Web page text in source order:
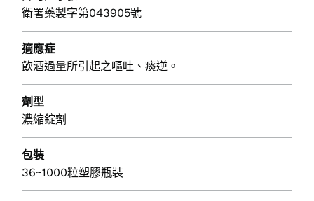
衛署藥製字第043905號
適應症
飲酒過量所引起之嘔吐、痰逆。
劑型
濃縮錠劑
包裝
36~1000粒塑膠瓶裝